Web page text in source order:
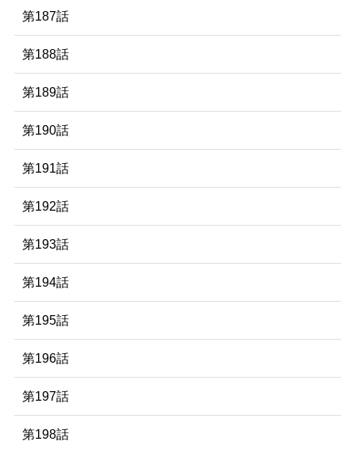
第187話
第188話
第189話
第190話
第191話
第192話
第193話
第194話
第195話
第196話
第197話
第198話